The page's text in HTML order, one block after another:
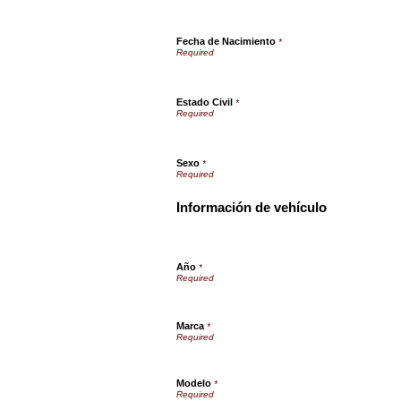
Fecha de Nacimiento *
Estado Civil *
Sexo *
Información de vehículo
Año *
Marca *
Modelo *